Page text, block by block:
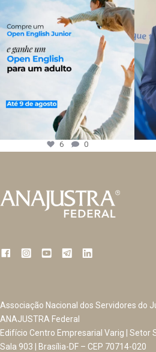
6 0
Associação Nacional dos Servidores do
ANAJUSTRA Federal
Edifício Centro Empresarial Varig | Setor
Sala 903 | Brasília-DF – CEP 70714-020